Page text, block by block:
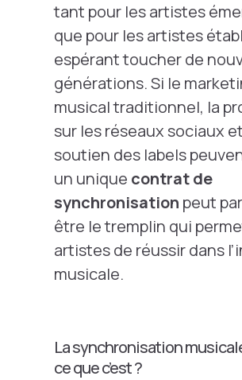
tant pour les artistes
que pour les artistes
espérant toucher de
générations. Si le
musical traditionnel, la
sur les réseaux sociaux
soutien des labels
un unique contrat de
synchronisation peut
être le tremplin qui
artistes de réussir dans
musicale.
La synchronisation
ce que c’est ?